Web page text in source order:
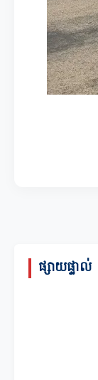
ផ្សាយផ្ទាល់